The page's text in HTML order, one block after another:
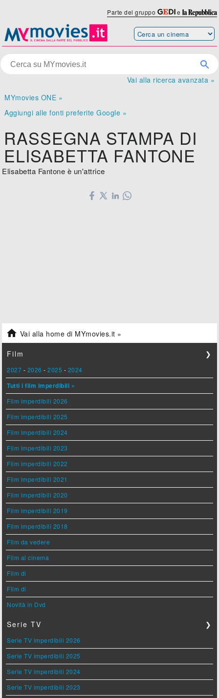
Parte del gruppo e
Vai alla ricerca avanzata »
MYmovies ONE »
Aggiungi alle fonti preferite Google »
RASSEGNA STAMPA DI
ELISABETTA FANTONE
Elisabetta Fantone è un'attrice
 Vai alla home di MYmovies.it »
Film ❯
2027 - 2026 -2025 - 2024
Tutti i film imperdibili »
Film imperdibili 2026
Film imperdibili 2025
Film imperdibili 2024
Film imperdibili 2023
Film imperdibili 2022
Film imperdibili 2021
Film imperdibili 2020
Film imperdibili 2019
Film imperdibili 2018
Film da vedere
Film al cinema
Film di
Film di
Novità in Dvd
Serie TV ❯
Serie TV imperdibili 2026
Serie TV imperdibili 2025
Serie TV imperdibili 2024
Serie TV imperdibili 2023